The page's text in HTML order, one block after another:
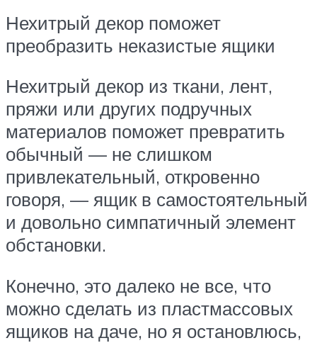
Нехитрый декор поможет
преобразить неказистые ящики
Нехитрый декор из ткани, лент,
пряжи или других подручных
материалов поможет превратить
обычный — не слишком
привлекательный, откровенно
говоря, — ящик в самостоятельный
и довольно симпатичный элемент
обстановки.
Конечно, это далеко не все, что
можно сделать из пластмассовых
ящиков на даче, но я остановлюсь,